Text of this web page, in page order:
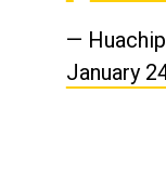
—
January